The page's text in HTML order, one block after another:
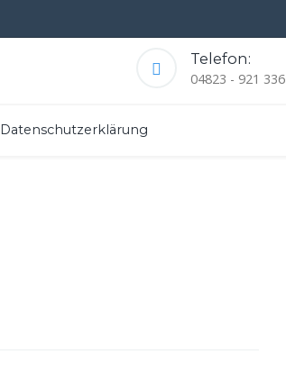
Telefon:
04823 - 921 336
Datenschutzerklärung